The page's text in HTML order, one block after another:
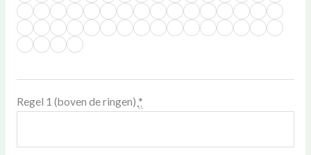
Regel 1 (boven de ringen) *